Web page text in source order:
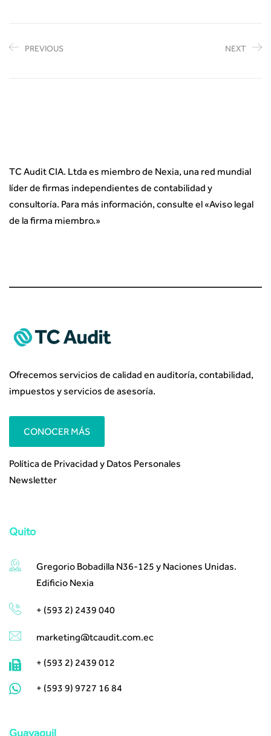
PREVIOUS NEXT
TC Audit CIA. Ltda es miembro de Nexia, una red mundial
líder de firmas independientes de contabilidad y
consultoría. Para más información, consulte el «Aviso legal
de la firma miembro.»
Ofrecemos servicios de calidad en auditoría, contabilidad,
impuestos y servicios de asesoría.
CONOCER MÁS
Política de Privacidad y Datos Personales
Newsletter
Quito
Gregorio Bobadilla N36-125 y Naciones Unidas.
Edificio Nexia
+ (593 2) 2439 040
marketing@tcaudit.com.ec​ ​
+ (593 2) 2439 012
+ (593 9) 9727 16 84
Guayaquil